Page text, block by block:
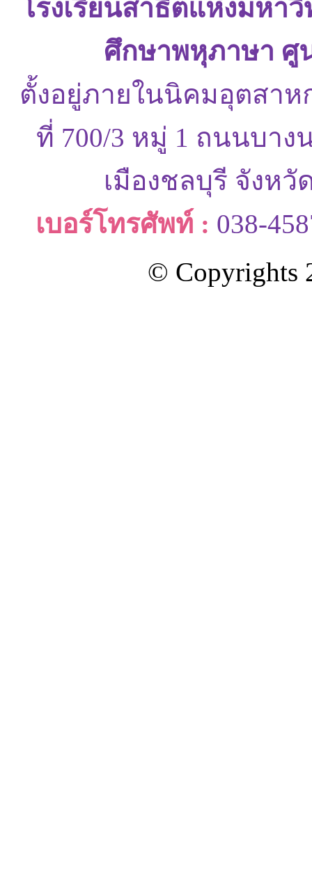
โรงเรียนสาธิตแห่งมหา
ศึกษาพหุภาษา ศู
ตั้งอยู่ภายในนิคมอุตสาห
ที่ 700/3 หมู่ 1 ถนนบาง
เมืองชลบุรี จังห
เบอร์โทรศัพท์ : 038-
© Copyrights